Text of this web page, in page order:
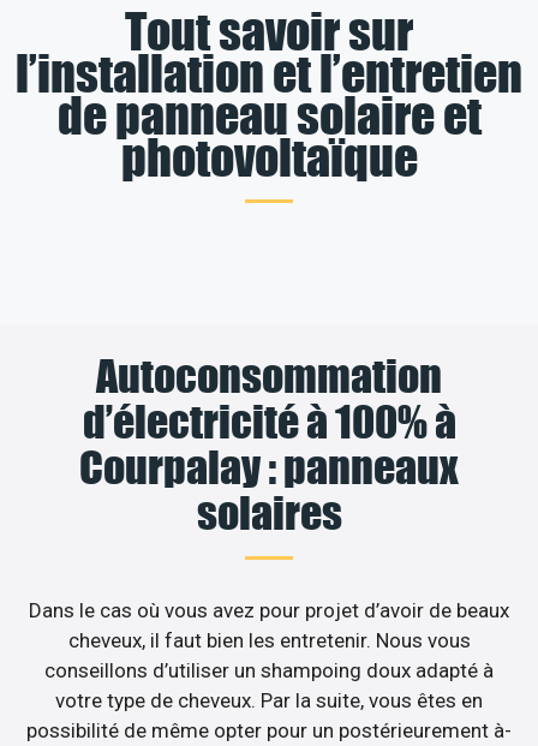
Tout savoir sur
l’installation et l’entretien
de panneau solaire et
photovoltaïque
Autoconsommation
d’électricité à 100% à
Courpalay : panneaux
solaires
Dans le cas où vous avez pour projet d’avoir de beaux
cheveux, il faut bien les entretenir. Nous vous
conseillons d’utiliser un shampoing doux adapté à
votre type de cheveux. Par la suite, vous êtes en
possibilité de même opter pour un postérieurement à-